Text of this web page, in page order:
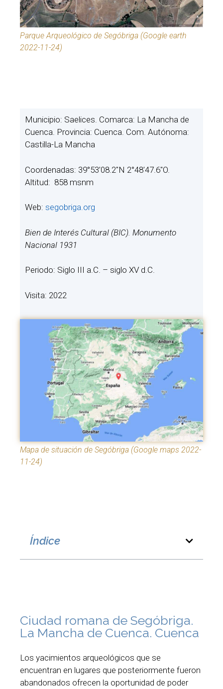
Parque Arqueológico de Segóbriga (Google earth
2022-11-24)
Municipio: Saelices. Comarca: La Mancha de
Cuenca. Provincia: Cuenca. Com. Autónoma:
Castilla-La Mancha
Coordenadas: 39°53’08.2″N 2°48’47.6″O.
Altitud: 858 msnm
Web: segobriga.org
Bien de Interés Cultural (BIC). Monumento
Nacional 1931
Periodo: Siglo III a.C. – siglo XV d.C.
Visita: 2022
Mapa de situación de Segóbriga (Google maps 2022-
11-24)
Índice
Ciudad romana de Segóbriga.
La Mancha de Cuenca. Cuenca
Los yacimientos arqueológicos que se
encuentran en lugares que posteriormente fueron
abandonados ofrecen la oportunidad de poder